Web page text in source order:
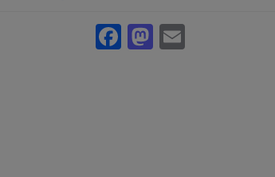
Facebook
Mastodon